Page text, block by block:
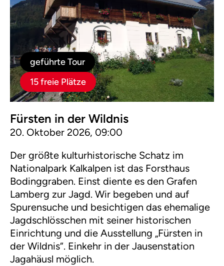
geführte Tour
15 freie Plätze
Fürsten in der Wildnis
20. Oktober 2026, 09:00
Der größte kulturhistorische Schatz im
Nationalpark Kalkalpen ist das Forsthaus
Bodinggraben. Einst diente es den Grafen
Lamberg zur Jagd. Wir begeben und auf
Spurensuche und besichtigen das ehemalige
Jagdschlösschen mit seiner historischen
Einrichtung und die Ausstellung „Fürsten in
der Wildnis“. Einkehr in der Jausenstation
Jagahäusl möglich.